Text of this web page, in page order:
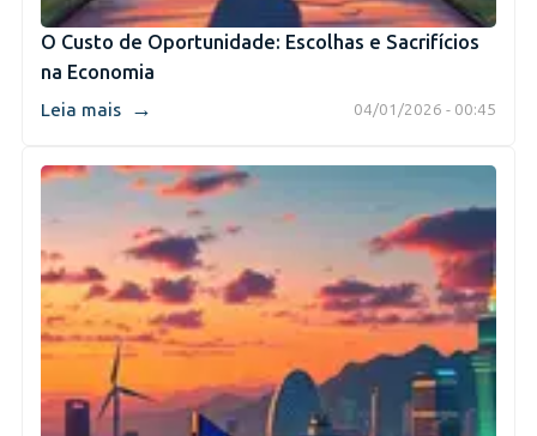
O Custo de Oportunidade: Escolhas e Sacrifícios
na Economia
04/01/2026 - 00:45
Leia mais →